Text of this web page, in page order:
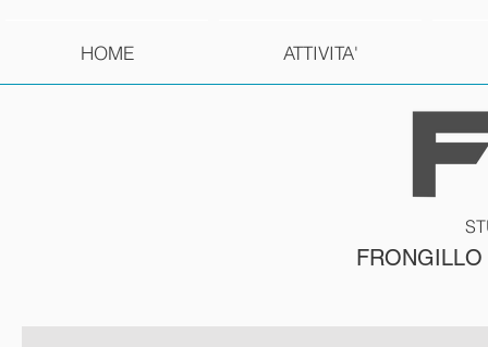
HOME ATTIVITA'